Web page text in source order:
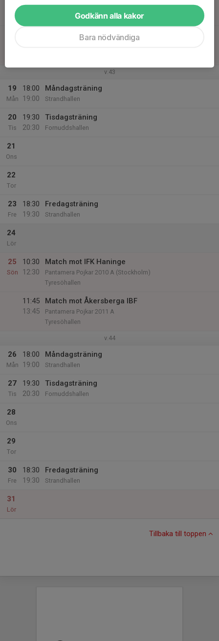
Sön
14:15
Pantamera Pojkar 2011 A
Tyresöhallen
Match mot Högalids IF
v.43
19
Mån
18:00
19:00
Måndagsträning
Strandhallen
20
Tis
19:30
20:30
Tisdagsträning
Fornuddshallen
21
Ons
22
Tor
23
Fre
18:30
19:30
Fredagsträning
Strandhallen
24
Lör
25
Sön
10:30
12:30
Match mot IFK Haninge
Pantamera Pojkar 2010 A (Stockholm)
Tyresöhallen
11:45
13:45
Match mot Åkersberga IBF
Pantamera Pojkar 2011 A
Tyresöhallen
v.44
26
Mån
18:00
19:00
Måndagsträning
Strandhallen
27
Tis
19:30
20:30
Tisdagsträning
Fornuddshallen
28
Ons
29
Tor
30
Fre
18:30
19:30
Fredagsträning
Strandhallen
31
Lör
Tillbaka till toppen
Godkänn alla kakor
Bara nödvändiga